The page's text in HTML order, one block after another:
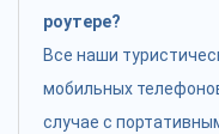
роутере?
Все наши
мобильных
случае с